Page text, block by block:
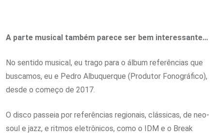
A parte musical também parece ser bem interessante…
No sentido musical, eu trago para o álbum referências que
buscamos, eu e Pedro Albuquerque (Produtor Fonográfico),
desde o começo de 2017.
O disco passeia por referências regionais, clássicas, de neo-
soul e jazz, e ritmos eletrônicos, como o IDM e o Break